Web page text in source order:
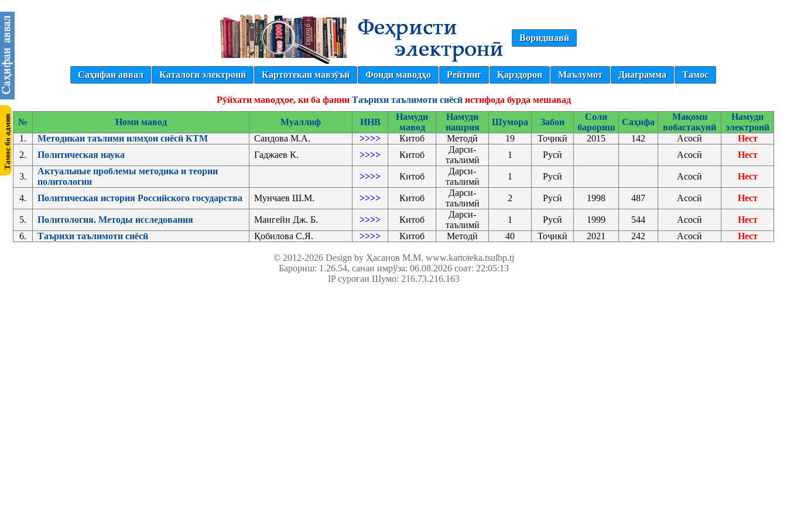
Воридшавӣ
Саҳифаи аввал Каталоги электронӣ Картотекаи мавзӯъӣ Фонди маводҳо Рейтинг Қарздорон Маълумот Диаграмма Тамос
Рӯйхати маводҳое, ки ба фанни Таърихи таълимоти сиёсӣистифода бурда мешавад
№ Номи мавод Муаллиф ИНВ
Намуди
мавод
Намуди
нашрия
Шумора Забон
Соли
барориш
Саҳифа
Мақоми
вобастакунӣ
Намуди
электронӣ
1.
Методикаи таълими илмҳои сиёсӣ КТМ Саидова М.А. >>>> Китоб Методӣ 19 Тоҷикӣ 2015 142 Асосӣ
Нест
2.
Политическая наука Гаджаев К. >>>> Китоб
Дарси-
таълимӣ
1 Русӣ Асосӣ Нест
3.
Актуальные проблемы методика и теории
политологии
>>>> Китоб
Дарси-
таълимӣ
1 Русӣ Асосӣ Нест
4. Политическая история Российского государства Мунчаев Ш.М. >>>> Китоб
Дарси-
таълимӣ
2 Русӣ 1998 487 Асосӣ Нест
5. Политология. Методы исследования Мангейн Дж. Б. >>>> Китоб
Дарси-
таълимӣ
1 Русӣ 1999 544 Асосӣ
Нест
6.
Таърихи таълимоти сиёсӣ Қобилова С.Я. >>>> Китоб Методӣ 40 Тоҷикӣ 2021 242 Асосӣ Нест
© 2012-2026 Design by Ҳасанов М.М. www.kartoteka.tsulbp.tj
Барориш: 1.26.54, санаи имрўза: 06.08.2026 соат: 22:05:13
IP суроғаи Шумо: 216.73.216.163